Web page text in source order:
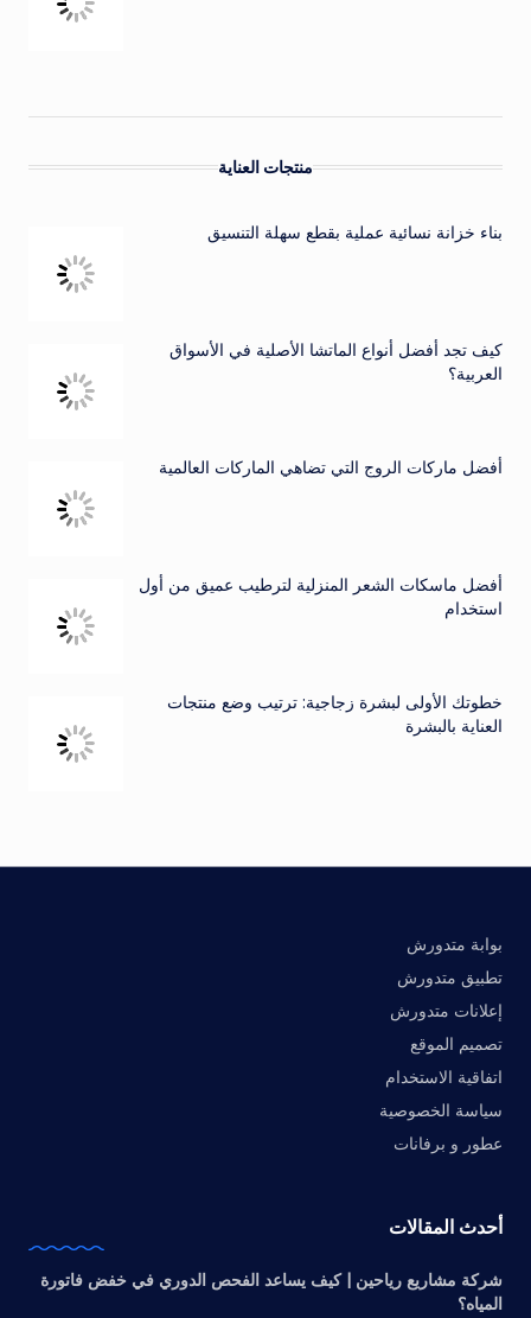
منتجات العناية
بناء خزانة نسائية عملية بقطع سهلة التنسيق
كيف تجد أفضل أنواع الماتشا الأصلية في الأسواق
العربية؟
أفضل ماركات الروج التي تضاهي الماركات العالمية
أفضل ماسكات الشعر المنزلية لترطيب عميق من أول
استخدام
خطوتك الأولى لبشرة زجاجية: ترتيب وضع منتجات
العناية بالبشرة
بوابة متدورش
تطبيق متدورش
إعلانات متدورش
تصميم الموقع
اتفاقية الاستخدام
سياسة الخصوصية
عطور و برفانات
أحدث المقالات
شركة مشاريع رياحين | كيف يساعد الفحص الدوري في خفض فاتورة
المياه؟